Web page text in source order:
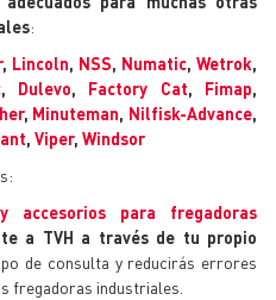
:
, Lincoln, NSS, Numatic, Wetrok,
, Dulevo, Factory Cat, Fimap,
, Minuteman, Nilfisk-Advance,
, Viper, Windsor
accesorios para fregadoras
a TVH a través de tu propio
de consulta y reducirás errores
fregadoras industriales.